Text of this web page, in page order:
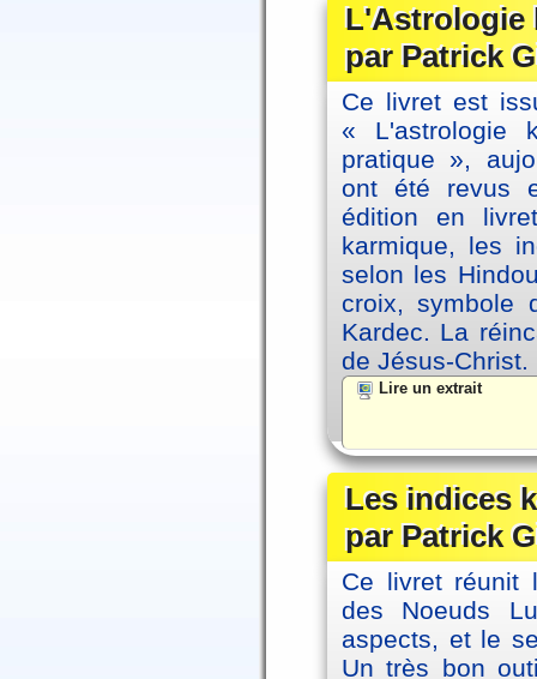
L'Astrologie
par Patrick
Ce livret est
« L'astrologie
pratique »,
ont été revus
édition en
karmique, les
selon les
croix, symbole
Kardec. La
de Jésus-Christ.
Lire un extrait
Les indices
par Patrick
Ce livret réunit
des Noeuds
aspects, et le
Un très bon